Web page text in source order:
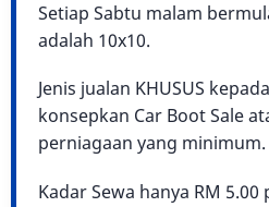
Setiap Sabtu malam
adalah 10x10.
Jenis jualan KHUSUS
konsepkan Car Boot Sale
perniagaan yang minimum.
Kadar Sewa hanya RM 5.00